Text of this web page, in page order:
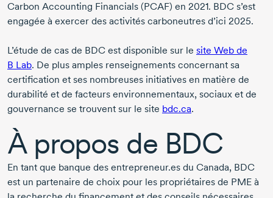
Carbon Accounting Financials (PCAF) en 2021. BDC s’est
engagée à exercer des activités carboneutres d’ici 2025.
L’étude de cas de BDC est disponible sur le site Web de
B Lab. De plus amples renseignements concernant sa
certification et ses nombreuses initiatives en matière de
durabilité et de facteurs environnementaux, sociaux et de
gouvernance se trouvent sur le site bdc.ca.
À propos de BDC
En tant que banque des entrepreneur.es du Canada, BDC
est un partenaire de choix pour les propriétaires de PME à